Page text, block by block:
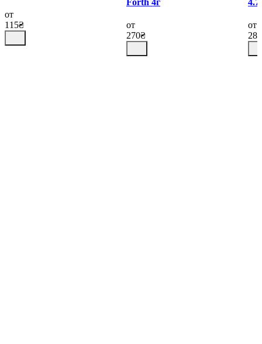
от
115₴
Forth 4г
от
270₴
от